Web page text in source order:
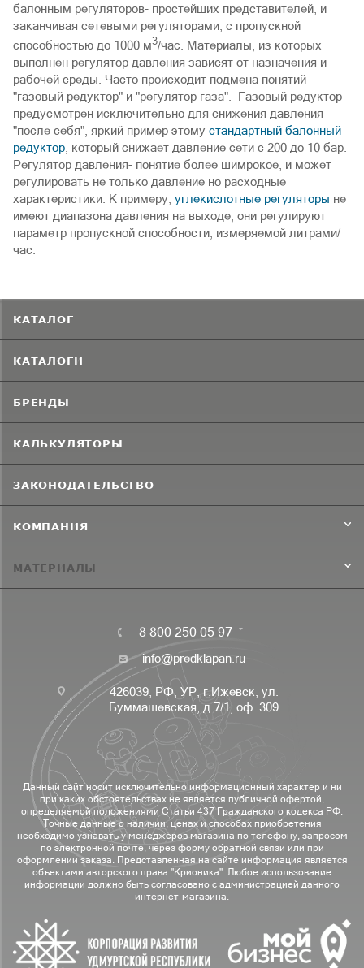
балонным регуляторов- простейших представителей, и
заканчивая сетевыми регуляторами, с пропускной
способностью до 1000 м3/час. Материалы, из которых
выполнен регулятор давления зависят от назначения и
рабочей среды. Часто происходит подмена понятий
"газовый редуктор" и "регулятор газа". Газовый редуктор
предусмотрен исключительно для снижения давления
"после себя", яркий пример этому стандартный балонный
редуктор , который снижает давление сети с 200 до 10 бар.
Регулятор давления- понятие более шимрокое, и может
регулировать не только давление но расходные
характеристики. К примеру, углекислотные регуляторы не
имеют диапазона давления на выходе, они регулируют
параметр пропускной способности, измеряемой литрами/
час.
КАТАЛОГ
КАТАЛОГИ
БРЕНДЫ
КАЛЬКУЛЯТОРЫ
ЗАКОНОДАТЕЛЬСТВО
КОМПАНИЯ
МАТЕРИАЛЫ
8 800 250 05 97
info@predklapan.ru
426039, РФ, УР, г.Ижевск, ул.
Буммашевская, д.7/1, оф. 309
Данный сайт носит исключительно информационный характер и ни
при каких обстоятельствах не является публичной офертой,
определяемой положениями Статьи 437 Гражданского кодекса РФ.
Точные данные о наличии, ценах и способах приобретения
необходимо узнавать у менеджеров магазина по телефону, запросом
по электронной почте, через форму обратной связи или при
оформлении заказа. Представленная на сайте информация является
объектами авторского права "Крионика". Любое использование
информации должно быть согласовано с администрацией данного
интернет-магазина.